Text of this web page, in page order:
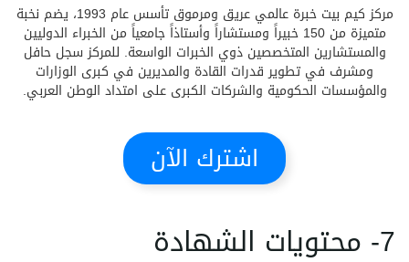
مركز كيم بيت خبرة عالمي عريق ومرموق تأسس عام 1993، يضم نخبة
متميزة من 150 خبيراً ومستشاراً وأستاذاً جامعياً من الخبراء الدوليين
والمستشارين المتخصصين ذوي الخبرات الواسعة. للمركز سجل حافل
ومشرف في تطوير قدرات القادة والمديرين في كبرى الوزارات
والمؤسسات الحكومية والشركات الكبرى على امتداد الوطن العربي.
اشترك الآن
7- محتويات الشهادة